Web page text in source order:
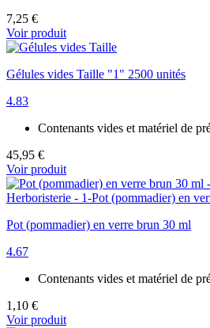
7,25 €
Voir produit
Gélules vides Taille "1" 2500 unités
4.83
Contenants vides et matériel de
45,95 €
Voir produit
Pot (pommadier) en verre brun 30 ml
4.67
Contenants vides et matériel de
1,10 €
Voir produit